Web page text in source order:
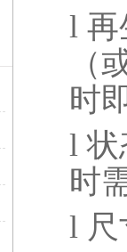
l 再
（
时
l 状
时
l